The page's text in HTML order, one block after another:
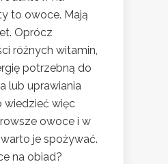
to owoce. Mają
Oprócz
różnych witamin,
potrzebną do
lub uprawiania
wiedzieć więc
owoce i w
je spożywać.
na obiad?